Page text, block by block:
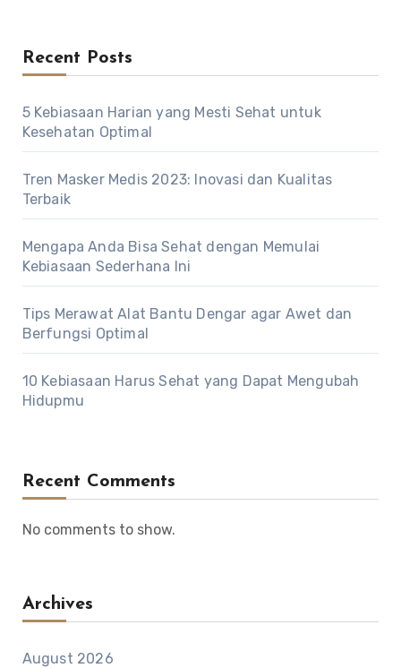
Recent Posts
5 Kebiasaan Harian yang Mesti Sehat untuk
Kesehatan Optimal
Tren Masker Medis 2023: Inovasi dan Kualitas
Terbaik
Mengapa Anda Bisa Sehat dengan Memulai
Kebiasaan Sederhana Ini
Tips Merawat Alat Bantu Dengar agar Awet dan
Berfungsi Optimal
10 Kebiasaan Harus Sehat yang Dapat Mengubah
Hidupmu
Recent Comments
No comments to show.
Archives
August 2026